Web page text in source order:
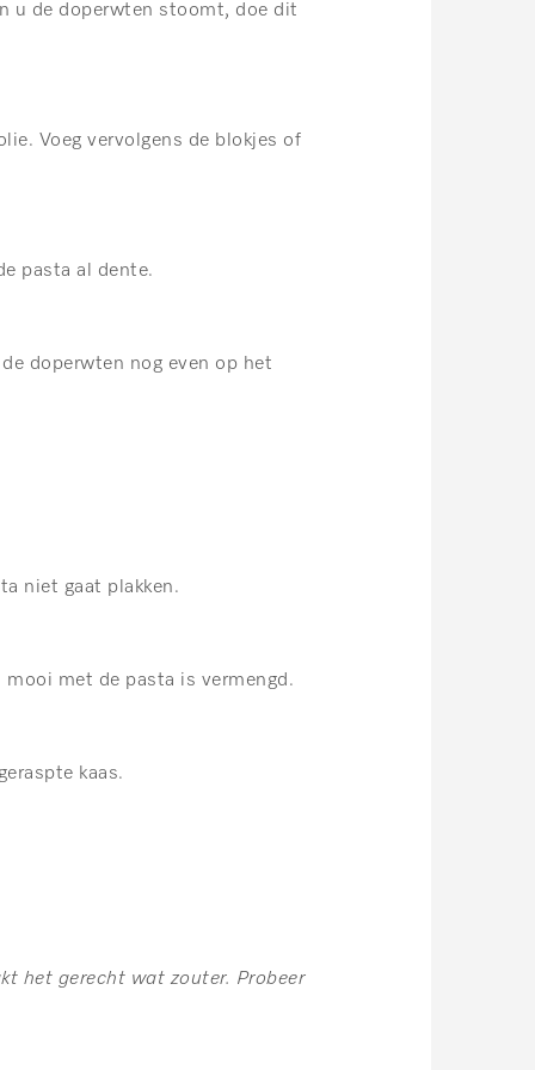
u de doperwten stoomt, doe dit
Voeg vervolgens de blokjes of
pasta al dente.
doperwten nog even op het
niet gaat plakken.
mooi met de pasta is vermengd.
kaas.
het gerecht wat zouter. Probeer